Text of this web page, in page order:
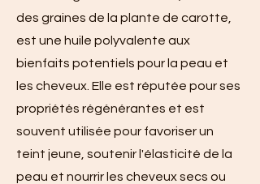
des graines de la plante de carotte,
est une huile polyvalente aux
bienfaits potentiels pour la peau et
les cheveux. Elle est réputée pour ses
propriétés régénérantes et est
souvent utilisée pour favoriser un
teint jeune, soutenir l'élasticité de la
peau et nourrir les cheveux secs ou